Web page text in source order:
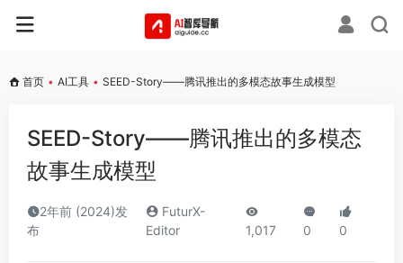
首页 • AI工具 • SEED-Story——腾讯推出的多模态故事生成模型
SEED-Story——腾讯推出的多模态
故事生成模型
2年前 (2024)发
布
FuturX-
Editor
1,017 0 0